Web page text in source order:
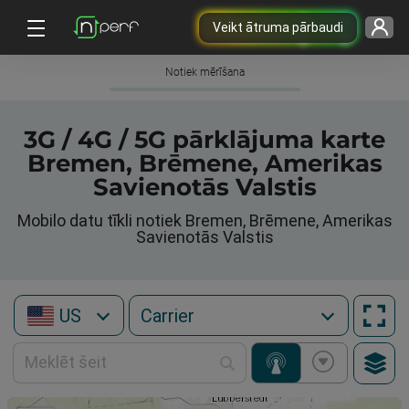
Veikt ātruma pārbaudi
Notiek mērīšana
3G / 4G / 5G pārklājuma karte
Bremen, Brēmene, Amerikas
Savienotās Valstis
Mobilo datu tīkli notiek Bremen, Brēmene, Amerikas
Savienotās Valstis
US